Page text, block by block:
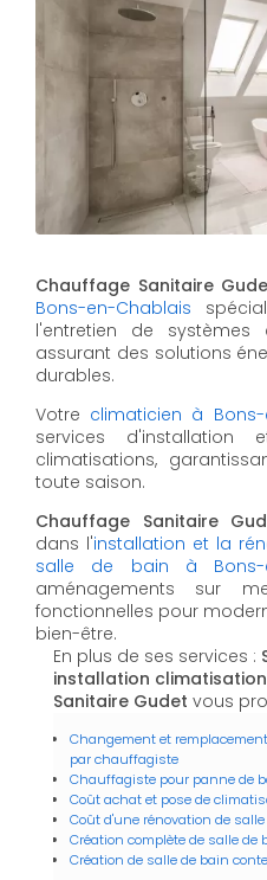
Chauffage Sanitaire
Bons-en-Chablais
l'entretien de systèmes
assurant des solutions
durables.
Votre climaticien à Bons-
services
climatisations,
toute saison.
Chauffage Sanitaire
dans l'installation et la
salle de bain à Bons-
aménagements sur
fonctionnelles pour
bien-être.
En plus de ses services :
installation
Sanitaire Gudet vous
Changement et
par chauffagiste
Chauffagiste pour panne de
Coût achat et pose de
Coût d'une rénovation de
Création complète de salle
Création de salle de bain